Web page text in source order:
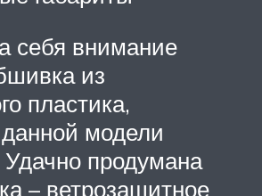
себя внимание
из
пластика,
модели
Удачно продумана
– ветрозащитное